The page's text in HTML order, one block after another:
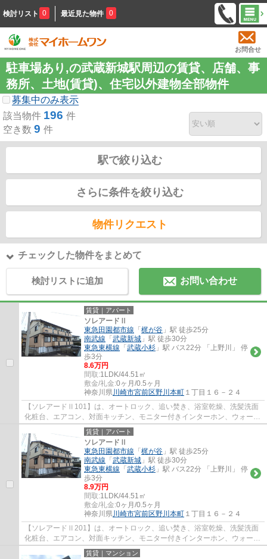
検討リスト 0 最近見た物件 0
お問合せ
駐車場あり,の武蔵新城駅周辺の賃貸、店舗、事
務所、土地(賃貸)、住宅以外建物全部物件
募集中のみ表示
該当物件 196 件
空き数 9 件
駅で絞り込む
さらに条件を絞り込む
物件リクエスト
チェックした物件をまとめて
検討リストに追加 お問い合わせ
賃貸｜アパート
ソレアードⅡ
東急田園都市線 「 梶が谷 」駅 徒歩25分
南武線 「 武蔵新城 」駅 徒歩30分
東急東横線 「 武蔵小杉 」駅 バス22分 「上野川」 停
歩3分
8.6万円
間取:1LDK/44.51㎡
敷金/礼金:0ヶ月/0.5ヶ月
神奈川県川崎市宮前区野川本町 １丁目１６－２４
【ソレアードⅡ101】は、オートロック、追い焚き、浴室乾燥、洗髪洗面
化粧台、エアコン、対面キッチン、モニター付きインターホン、ウォーク
インクローゼットなど設備充実の1LDK。1階部...
賃貸｜アパート
ソレアードⅡ
東急田園都市線 「 梶が谷 」駅 徒歩25分
南武線 「 武蔵新城 」駅 徒歩30分
東急東横線 「 武蔵小杉 」駅 バス22分 「上野川」 停
歩3分
8.9万円
間取:1LDK/44.51㎡
敷金/礼金:0ヶ月/0.5ヶ月
神奈川県川崎市宮前区野川本町 １丁目１６－２４
【ソレアードⅡ201】は、オートロック、追い焚き、浴室乾燥、洗髪洗面
化粧台、エアコン、対面キッチン、モニター付きインターホン、ウォーク
インクローゼットなど設備充実の1LDK。1階部...
賃貸｜マンション